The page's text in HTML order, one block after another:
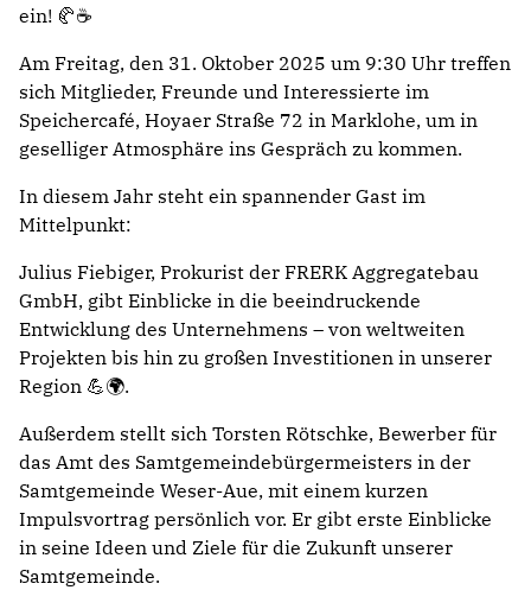
ein! 🥐☕
Am Freitag, den 31. Oktober 2025 um 9:30 Uhr treffen
sich Mitglieder, Freunde und Interessierte im
Speichercafé, Hoyaer Straße 72 in Marklohe, um in
geselliger Atmosphäre ins Gespräch zu kommen.
In diesem Jahr steht ein spannender Gast im
Mittelpunkt:
Julius Fiebiger, Prokurist der FRERK Aggregatebau
GmbH, gibt Einblicke in die beeindruckende
Entwicklung des Unternehmens – von weltweiten
Projekten bis hin zu großen Investitionen in unserer
Region 💪🌍.
Außerdem stellt sich Torsten Rötschke, Bewerber für
das Amt des Samtgemeindebürgermeisters in der
Samtgemeinde Weser-Aue, mit einem kurzen
Impulsvortrag persönlich vor. Er gibt erste Einblicke
in seine Ideen und Ziele für die Zukunft unserer
Samtgemeinde.